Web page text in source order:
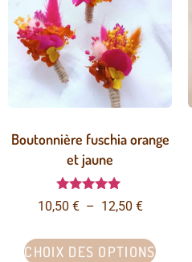
Boutonnière fuschia orange
et jaune
Note
5.00
10,50 € – 12,50 €
CHOIX DES OPTIONS